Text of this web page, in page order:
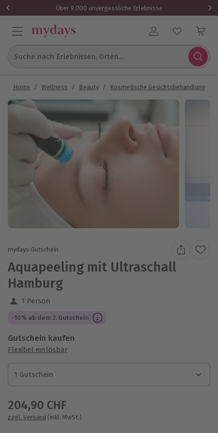
Über 9.000 unvergessliche Erlebnisse
Benutzerkonto
Suche nach Erlebnissen, Orten...
Home / Wellness / Beauty / Kosmetische Gesichtsbehandlung
mydays Gutschein
Aquapeeling mit Ultraschall
Hamburg
1 Person
-10% ab dem 2. Gutschein
Gutschein kaufen
Flexibel einlösbar
1 Gutschein
1 Gutschein
1 Gutschein
204,90 CHF
zzgl. Versand (inkl. MwSt.)